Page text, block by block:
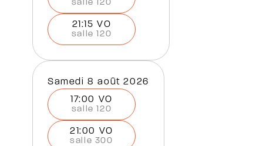
salle 120
21:15 VO
salle 120
samedi 8 août 2026
17:00 VO
salle 120
21:00 VO
salle 300